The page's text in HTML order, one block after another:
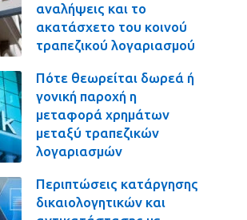
αναλήψεις και το
ακατάσχετο του κοινού
τραπεζικού λογαριασμού
Πότε θεωρείται δωρεά ή
γονική παροχή η
μεταφορά χρημάτων
μεταξύ τραπεζικών
λογαριασμών
Περιπτώσεις κατάργησης
δικαιολογητικών και